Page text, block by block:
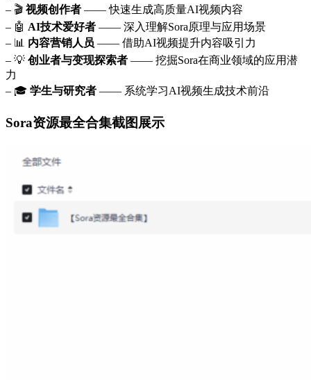
– 🎬 视频创作者 —— 快速生成高质量AI视频内容
– 🤖 AI技术爱好者 —— 深入理解Sora原理与应用场景
– 📊 内容营销人员 —— 借助AI视频提升内容吸引力
– 💡 创业者与变现探索者 —— 挖掘Sora在商业领域的应用潜
力
– 🎓 学生与研究者 —— 系统学习AI视频生成技术前沿
Sora资源最全合集截图展示